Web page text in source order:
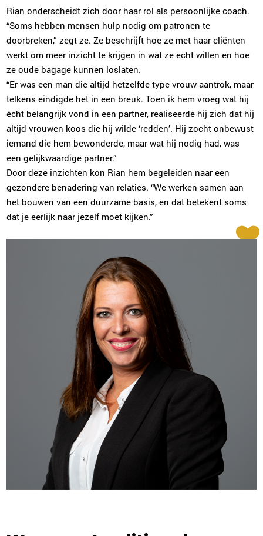
Rian onderscheidt zich door haar rol als persoonlijke coach.
“Soms hebben mensen hulp nodig om patronen te
doorbreken,” zegt ze. Ze beschrijft hoe ze met haar cliënten
werkt om meer inzicht te krijgen in wat ze echt willen en hoe
ze oude bagage kunnen loslaten.
“Er was een man die altijd hetzelfde type vrouw aantrok, maar
telkens eindigde het in een breuk. Toen ik hem vroeg wat hij
écht belangrijk vond in een partner, realiseerde hij zich dat hij
altijd vrouwen koos die hij wilde ‘redden’. Hij zocht onbewust
iemand die hem bewonderde, maar wat hij nodig had, was
een gelijkwaardige partner.”
Door deze inzichten kon Rian hem begeleiden naar een
gezondere benadering van relaties. “We werken samen aan
het bouwen van een duurzame basis, en dat betekent soms
dat je eerlijk naar jezelf moet kijken.”